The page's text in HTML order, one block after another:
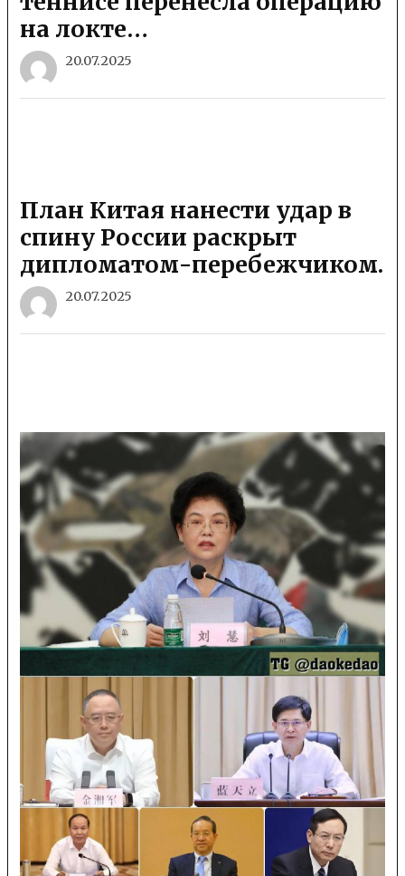
на локте…
20.07.2025
План Китая нанести удар в
спину России раскрыт
дипломатом-перебежчиком.
20.07.2025